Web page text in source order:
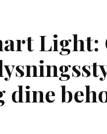
Light:
dine